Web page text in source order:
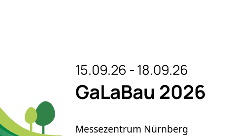
15.09.26 - 18.09.26
GaLaBau 2026
Messezentrum Nürnberg